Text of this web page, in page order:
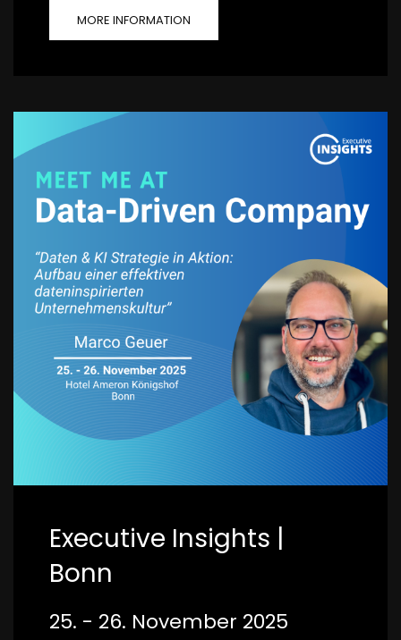
MORE INFORMATION
Executive Insights |
Bonn
25. - 26. November 2025